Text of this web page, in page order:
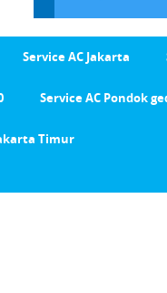
Service AC Jakarta
Service AC Pondok
Timur